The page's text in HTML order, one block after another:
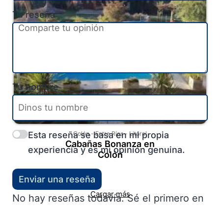
Colón-Entre Ríos- Litoral
Cabañas Bonanza en
Colón
Cargar más
Tu reseña
Tu nombre
Esta reseña se basa en mi propia
experiencia y es mi opinión genuina.
Enviar una reseña
No hay reseñas todavía. Sé el primero en